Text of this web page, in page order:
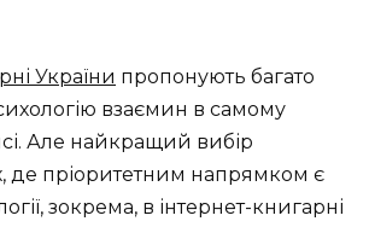
України пропонують багато
взаємин в самому
Але найкращий вибір
де пріоритетним напрямком є
зокрема, в інтернет-книгарні